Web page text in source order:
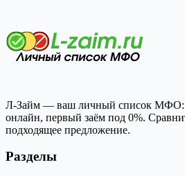
Л-Займ — ваш личный список МФО:
онлайн, первый заём под 0%.
подходящее предложение.
Разделы